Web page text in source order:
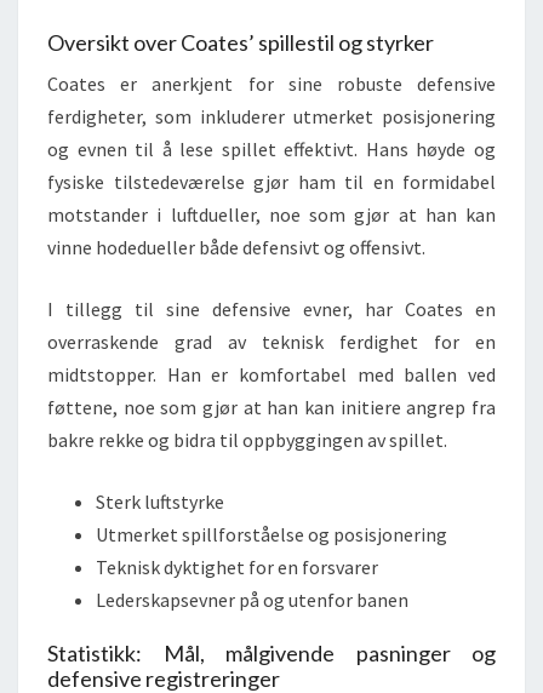
Oversikt over Coates’ spillestil og styrker
Coates er anerkjent for sine robuste defensive
ferdigheter, som inkluderer utmerket posisjonering
og evnen til å lese spillet effektivt. Hans høyde og
fysiske tilstedeværelse gjør ham til en formidabel
motstander i luftdueller, noe som gjør at han kan
vinne hodedueller både defensivt og offensivt.
I tillegg til sine defensive evner, har Coates en
overraskende grad av teknisk ferdighet for en
midtstopper. Han er komfortabel med ballen ved
føttene, noe som gjør at han kan initiere angrep fra
bakre rekke og bidra til oppbyggingen av spillet.
Sterk luftstyrke
Utmerket spillforståelse og posisjonering
Teknisk dyktighet for en forsvarer
Lederskapsevner på og utenfor banen
Statistikk: Mål, målgivende pasninger og
defensive registreringer